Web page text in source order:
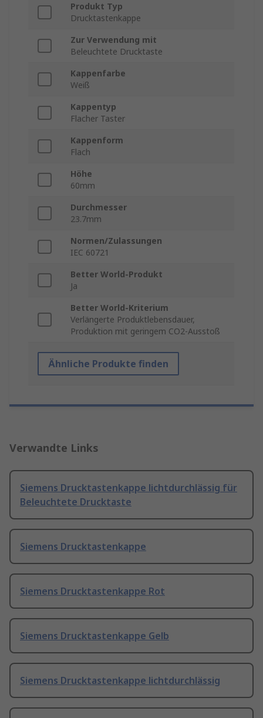
Produkt Typ
Drucktastenkappe
Zur Verwendung mit
Beleuchtete Drucktaste
Kappenfarbe
Weiß
Kappentyp
Flacher Taster
Kappenform
Flach
Höhe
60mm
Durchmesser
23.7mm
Normen/Zulassungen
IEC 60721
Better World-Produkt
Ja
Better World-Kriterium
Verlängerte Produktlebensdauer,
Produktion mit geringem CO2-Ausstoß
Ähnliche Produkte finden
Verwandte Links
Siemens Drucktastenkappe lichtdurchlässig für
Beleuchtete Drucktaste
Siemens Drucktastenkappe
Siemens Drucktastenkappe Rot
Siemens Drucktastenkappe Gelb
Siemens Drucktastenkappe lichtdurchlässig